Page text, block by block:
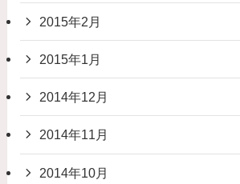
2015年2月
2015年1月
2014年12月
2014年11月
2014年10月